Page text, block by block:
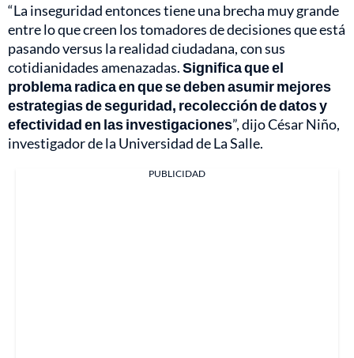
“La inseguridad entonces tiene una brecha muy grande
entre lo que creen los tomadores de decisiones que está
pasando versus la realidad ciudadana, con sus
cotidianidades amenazadas.Significa que el
problema radica en que se deben asumir mejores
estrategias de seguridad, recolección de datos y
efectividad en las investigaciones”, dijo César Niño,
investigador de la Universidad de La Salle.
PUBLICIDAD